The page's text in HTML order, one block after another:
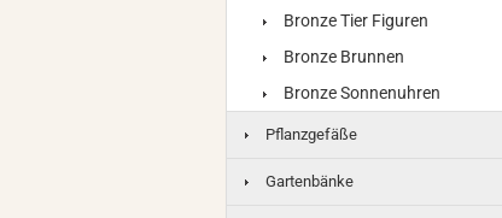
Bronze Tier Figuren
Bronze Brunnen
Bronze Sonnenuhren
Pflanzgefäße
Gartenbänke